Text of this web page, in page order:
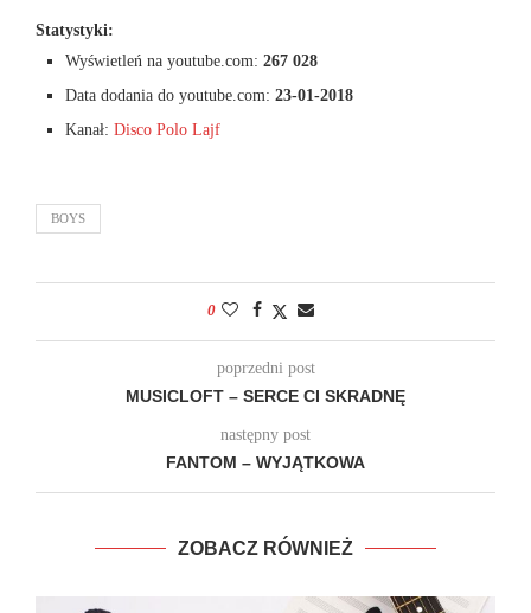
Statystyki:
Wyświetleń na youtube.com: 267 028
Data dodania do youtube.com: 23-01-2018
Kanał: Disco Polo Lajf
BOYS
0
poprzedni post
MUSICLOFT – SERCE CI SKRADNĘ
następny post
FANTOM – WYJĄTKOWA
ZOBACZ RÓWNIEŻ